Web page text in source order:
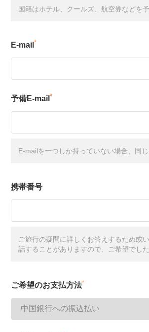
国籍はホテル、クールズ、航空券などを
E-mail *
予備E-mail *
E-mailを一つしか持っていない場合、同
携帯番号
ご旅行の疑問に詳しくお答えするため或
話することがありますので、ご希望でし
ご希望のお支払方法*